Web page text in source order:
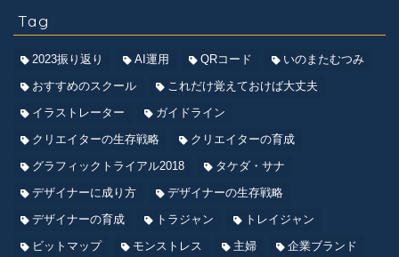
Tag
2023振り返り AI運用 QRコード
いのまたむつみ
おすすめのスクール
これだけ覚えておけば大丈夫
イラストレーター
ガイドライン
クリエイターの生存戦略
クリエイターの育成
グラフィックトライアル2018
タケダ・サナ
デザイナーに成り方
デザイナーの生存戦略
デザイナーの育成
トラジャン
トレイジャン
ビットマップ
モンストレス 主婦 企業ブランド